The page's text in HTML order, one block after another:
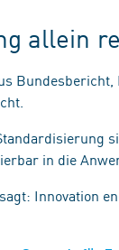
allein
in die
Innovation